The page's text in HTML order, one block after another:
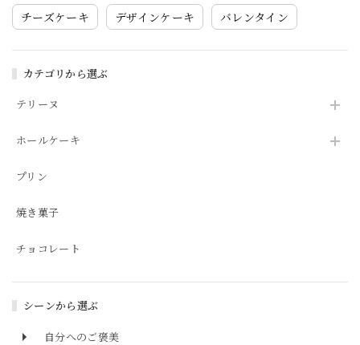
チーズケーキ デザインケーキ バレンタイン
カテゴリから選ぶ
テリーヌ
ホールケーキ
プリン
焼き菓子
チョコレート
シーンから選ぶ
自分へのご褒美